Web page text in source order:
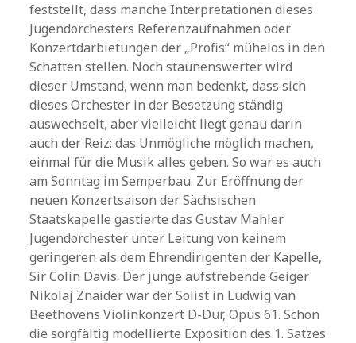
feststellt, dass manche Interpretationen dieses
Jugendorchesters Referenzaufnahmen oder
Konzertdarbietungen der „Profis“ mühelos in den
Schatten stellen. Noch staunenswerter wird
dieser Umstand, wenn man bedenkt, dass sich
dieses Orchester in der Besetzung ständig
auswechselt, aber vielleicht liegt genau darin
auch der Reiz: das Unmögliche möglich machen,
einmal für die Musik alles geben. So war es auch
am Sonntag im Semperbau. Zur Eröffnung der
neuen Konzertsaison der Sächsischen
Staatskapelle gastierte das Gustav Mahler
Jugendorchester unter Leitung von keinem
geringeren als dem Ehrendirigenten der Kapelle,
Sir Colin Davis. Der junge aufstrebende Geiger
Nikolaj Znaider war der Solist in Ludwig van
Beethovens Violinkonzert D-Dur, Opus 61. Schon
die sorgfältig modellierte Exposition des 1. Satzes